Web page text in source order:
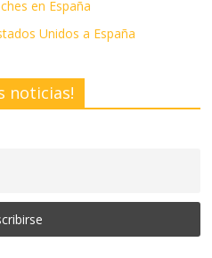
en España
Unidos a España
noticias!